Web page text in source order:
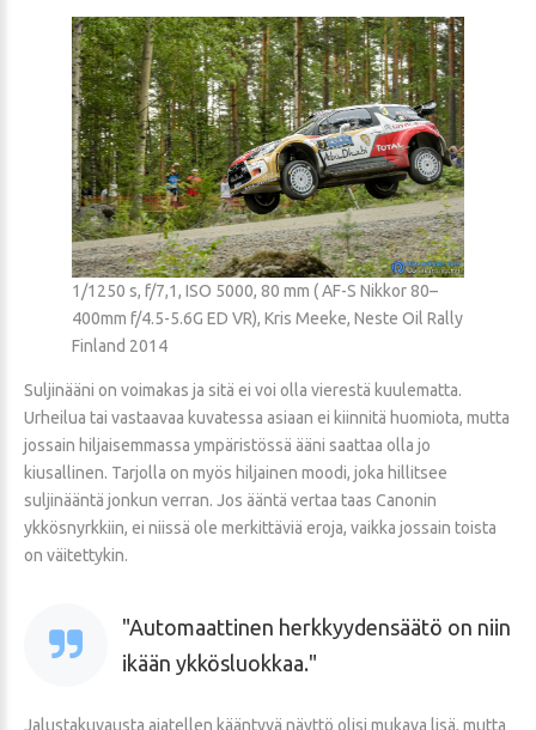
1/1250 s, f/7,1, ISO 5000, 80 mm ( AF-S Nikkor 80–
400mm f/4.5-5.6G ED VR), Kris Meeke, Neste Oil Rally
Finland 2014
Suljinääni on voimakas ja sitä ei voi olla vierestä kuulematta.
Urheilua tai vastaavaa kuvatessa asiaan ei kiinnitä huomiota, mutta
jossain hiljaisemmassa ympäristössä ääni saattaa olla jo
kiusallinen. Tarjolla on myös hiljainen moodi, joka hillitsee
suljinääntä jonkun verran. Jos ääntä vertaa taas Canonin
ykkösnyrkkiin, ei niissä ole merkittäviä eroja, vaikka jossain toista
on väitettykin.
Automaattinen herkkyydensäätö on niin
ikään ykkösluokkaa.
Jalustakuvausta ajatellen kääntyvä näyttö olisi mukava lisä, mutta